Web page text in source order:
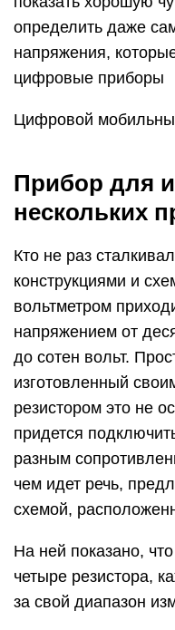
определить даже
напряжения,
цифровые приборы
Цифровой
Прибор для
нескольких
Кто не раз
конструкциями и
вольтметром
напряжением от
до сотен вольт.
изготовленный
резистором это не
придется
разным
чем идет речь,
схемой,
На ней показано,
четыре резистора,
за свой диапазон